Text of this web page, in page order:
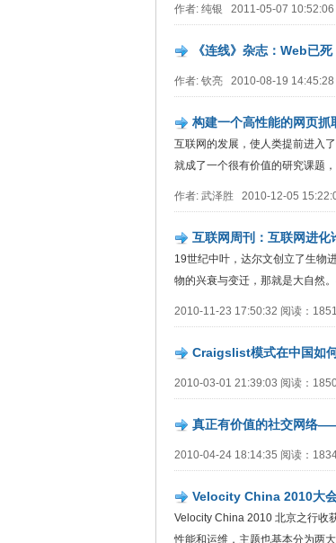
作者: 纯银 2011-05-07 10:52:06
《连线》杂志：Web已
作者: 钦亮 2010-08-19 14:45:28
构建一个高性能的网页抓
互联网的发展，使人类提前进入
就成了一个很有价值的研究课题
作者: 武泽胜 2010-12-05
互联网周刊：互联网进化
19世纪中叶，达尔文创立了生物
物的兴衰与变迁，那就是大自然
2010-11-23 17:50:32 阅读：1851
Craigslist模式在中国如
2010-03-01 21:39:03 阅读：1850
真正有价值的社交网络
2010-04-24 18:14:35 阅读：1834
Velocity China 2010大
Velocity China 2010 北京之行收
性能和运维，主题也基本分为两